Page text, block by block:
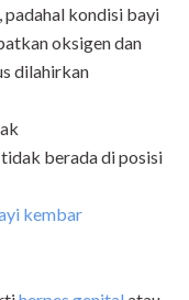
padahal kondisi bayi
oksigen dan
dilahirkan
berada di posisi
kembar